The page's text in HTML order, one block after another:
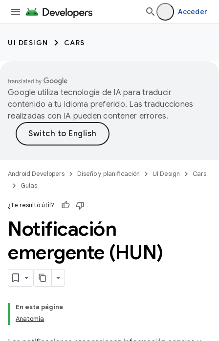
Acceder
UI DESIGN CARS
Google utiliza tecnología de IA para traducir
contenido a tu idioma preferido. Las traducciones
realizadas con IA pueden contener errores.
Android Developers Diseño y planificación UI Design
Cars
Guías
¿Te resultó útil?
Notificación
emergente (HUN)
En esta página
Anatomía